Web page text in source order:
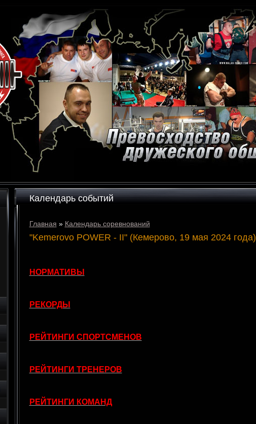
Календарь событий
Главная » Календарь соревнований
"Kemerovo POWER - II" (Кемерово, 19 мая 2024 года)
НОРМАТИВЫ
РЕКОРДЫ
РЕЙТИНГИ СПОРТСМЕНОВ
РЕЙТИНГИ ТРЕНЕРОВ
РЕЙТИНГИ КОМАНД